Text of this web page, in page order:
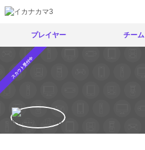
プレイヤー チーム
スカウト受付中